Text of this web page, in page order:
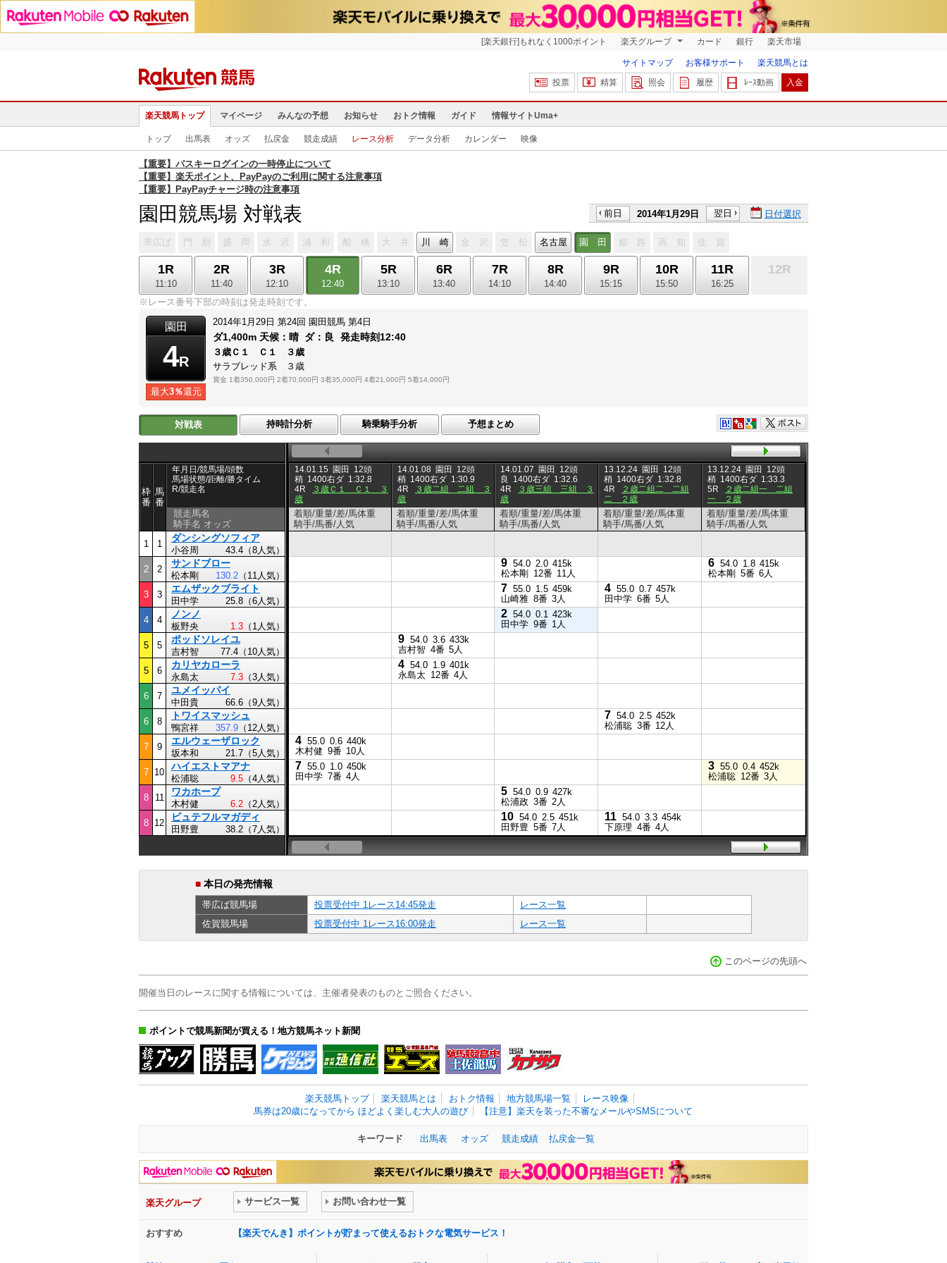
[楽天銀行]もれなく1000ポイント 楽天グループ カード 銀行 楽天市場
サイトマップ お客様サポート
楽天競馬とは
投票
精算 照会 履歴 ﾚｰｽ動画 入金
楽天競馬トップ マイページ みんなの予想 お知らせ おトク情報 ガイド 情報サイトUma+
トップ 出馬表 オッズ 払戻金 競走成績 レース分析 データ分析 カレンダー 映像
【重要】パスキーログインの一時停止について
【重要】楽天ポイント、PayPayのご利用に関する注意事項
【重要】PayPayチャージ時の注意事項
園田競馬場 対戦表 前日 2014年1月29日 翌日 日付選択
帯広ば 門 別 盛 岡 水 沢 浦 和 船 橋 大 井 川 崎 金 沢 笠 松 名古屋 園 田 姫 路 高 知 佐 賀
1R
11:10
2R
11:40
3R
12:10
4R
12:40
5R
13:10
6R
13:40
7R
14:10
8R
14:40
9R
15:15
10R
15:50
11R
16:25
12R
※レース番号下部の時刻は発走時刻です。
園田
4R
最大3％還元
2014年1月29日 第24回 園田競馬 第4日
ダ1,400m 天候： 晴 ダ： 良 発走時刻12:40
３歳Ｃ１ Ｃ１ ３歳
サラブレッド系 ３歳
賞金 1着350,000円 2着70,000円 3着35,000円 4着21,000円 5着14,000円
対戦表 持時計分析 騎乗騎手分析 予想まとめ
枠
番
馬
番
年月日/競馬場/頭数
馬場状態/距離/勝タイム
R/競走名
競走馬名
騎手名 オッズ
1
1
ダンシングソフィア
小谷周
43.4（8人気）
2
2
サンドブロー
松本剛 130.2 （11人気）
3
3
エムザックブライト
田中学
25.8（6人気）
4
4
ノンノ
板野央 1.3 （1人気）
5
5
ポッドソレイユ
吉村智
77.4（10人気）
5
6
カリヤカローラ
永島太 7.3 （3人気）
6
7
ユメイッパイ
中田貴
66.6（9人気）
6
8
トワイスマッシュ
鴨宮祥 357.9 （12人気）
7
9
エルウェーザロック
坂本和
21.7（5人気）
7
10
ハイエストマアナ
松浦聡 9.5 （4人気）
8
11
ワカホープ
木村健 6.2 （2人気）
8
12
ビュテフルマガディ
田野豊 38.2（7人気）
14.01.15 園田
12頭
稍 1400右ダ 1:32.8
4R
３歳Ｃ１ Ｃ１ ３
歳
14.01.08 園田
12頭
稍 1400右ダ 1:30.9
4R
３歳二組 二組 ３
歳
14.01.07 園田
12頭
良
1400右ダ 1:32.6
4R
３歳三組 三組 ３
歳
13.12.24 園田
12頭
稍 1400右ダ 1:32.8
4R
２歳二組二 二組
二 ２歳
13.12.24 園田
12頭
稍 1400右ダ 1:33.3
5R
２歳二組一 二組
一 ２歳
着順/重量/差/馬体重
騎手/馬番/人気
着順/重量/差/馬体重
騎手/馬番/人気
着順/重量/差/馬体重
騎手/馬番/人気
着順/重量/差/馬体重
騎手/馬番/人気
着順/重量/差/馬体重
騎手/馬番/人気
9 54.0 2.0 415k
松本剛 12番 11人
6 54.0 1.8 415k
松本剛 5番 6人
7 55.0 1.5 459k
山崎雅 8番 3人
4 55.0 0.7 457k
田中学 6番 5人
2 54.0 0.1 423k
田中学 9番 1人
9 54.0 3.6 433k
吉村智 4番 5人
4 54.0 1.9 401k
永島太 12番 4人
7 54.0 2.5 452k
松浦聡 3番 12人
4 55.0 0.6 440k
木村健 9番 10人
7 55.0 1.0 450k
田中学 7番 4人
3 55.0 0.4 452k
松浦聡 12番 3人
5 54.0 0.9 427k
松浦政 3番 2人
10 54.0 2.5 451k
田野豊 5番 7人
11 54.0 3.3 454k
下原理 4番 4人
■ 本日の発売情報
帯広ば競馬場 投票受付中 1レース14:45発走
レース一覧
佐賀競馬場 投票受付中 1レース16:00発走 レース一覧
このページの先頭へ
開催当日のレースに関する情報については、主催者発表のものとご照合ください。
ポイントで競馬新聞が買える！地方競馬ネット新聞
楽天競馬トップ 楽天競馬とは おトク情報 地方競馬場一覧
レース映像
馬券は20歳になってから ほどよく楽しむ大人の遊び
【注意】楽天を装った不審なメールやSMSについて
キーワード 出馬表 オッズ 競走成績 払戻金一覧
楽天グループ サービス一覧 お問い合わせ一覧
おすすめ 【楽天でんき】ポイントが貯まって使えるおトクな電気サービス！